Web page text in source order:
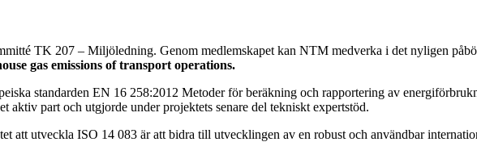
TK 207 – Miljöledning. Genom medlemskapet kan NTM medverka i det nyligen
gas emissions of transport operations.
standarden EN 16 258:2012 Metoder för beräkning och rapportering av
aktiv part och utgjorde under projektets senare del tekniskt expertstöd.
att utveckla ISO 14 083 är att bidra till utvecklingen av en robust och användbar